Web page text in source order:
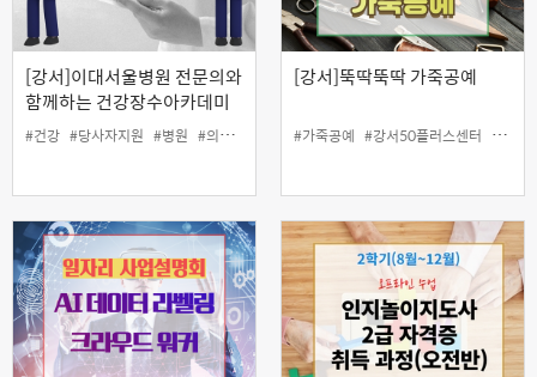
[강서]이대서울병원 전문의와
함께하는 건강장수아카데미
"호흡기 질환" (온라인)
#건강 #당사자지원 #병원 #의사 #인생설계 #일활동지원 #장수 #전문의
[강서]뚝딱뚝딱 가죽공예
#가죽공예 #강서50플러스센터 #경력